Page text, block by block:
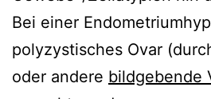
Bei einer
polyzystisches Ovar
oder andere bildgebende